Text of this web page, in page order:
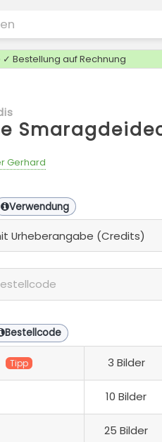
Bestellung auf Rechnung
Gerhard
Verwendung
Bestellcode
Tipp 3 Bilder
10 Bilder
25 Bilder